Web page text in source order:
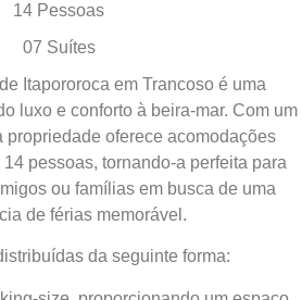
14 Pessoas
07 Suítes
Itapororoca em Trancoso é uma
luxo e conforto à beira-mar. Com um
propriedade oferece acomodações
pessoas, tornando-a perfeita para
ou famílias em busca de uma
de férias memorável.
da seguinte forma: